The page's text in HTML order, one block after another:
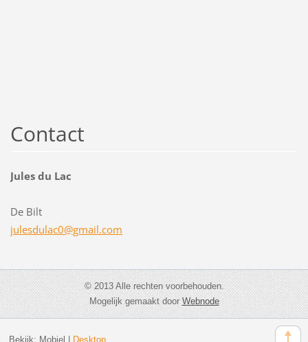
Contact
Jules du Lac
De Bilt
julesdulac0@gmail.com
© 2013 Alle rechten voorbehouden.
Mogelijk gemaakt doorWebnode
Bekijk: Mobiel Desktop